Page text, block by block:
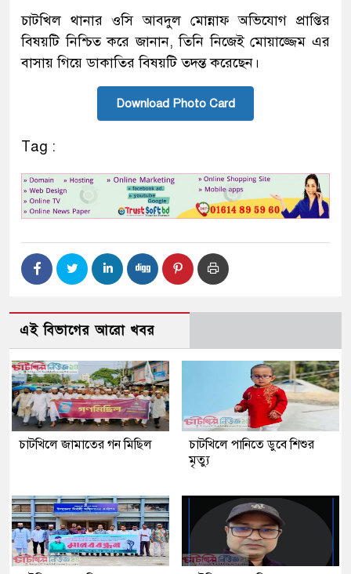
চাটখিল থানার ওসি আবদুল মোন্নাফ অভিযোগ প্রাপ্তির
বিষয়টি নিশ্চিত করে জানান, তিনি নিজেই মোয়াজ্জেম এর
বাসায় গিয়ে ডাকাতির বিষয়টি তদন্ত করেছেন।
Download Photo Card
Tag :
এই বিভাগের আরো খবর
চাটখিলে জামাতের গন মিছিল
চাটখিলে পানিতে ডুবে শিশুর
মৃত্যু